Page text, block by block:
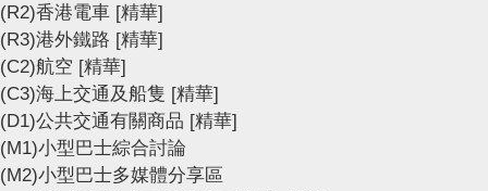
(R2)香港電車 [精華]
(R3)港外鐵路 [精華]
(C2)航空 [精華]
(C3)海上交通及船隻 [精華]
(D1)公共交通有關商品 [精華]
(M1)小型巴士綜合討論
(M2)小型巴士多媒體分享區